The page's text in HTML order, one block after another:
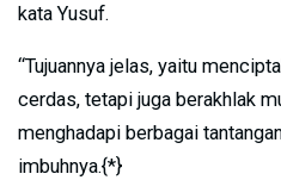
kata Yusuf.
“Tujuannya jelas, yaitu
cerdas, tetapi juga berakhlak
menghadapi berbagai
imbuhnya.{*}